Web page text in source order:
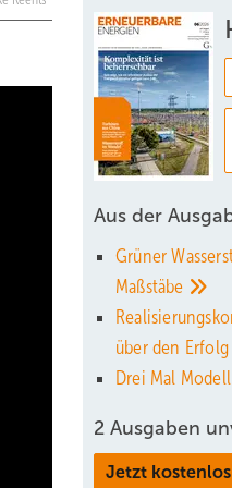
Aus der
Grüner
Maßstäbe
über den Erfolg
Drei Mal Modell
2 Ausgaben
Jetzt